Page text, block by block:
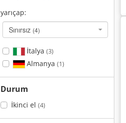
yarıçap:
Sınırsız (4)
İtalya (3)
Almanya (1)
Durum
İkinci el (4)